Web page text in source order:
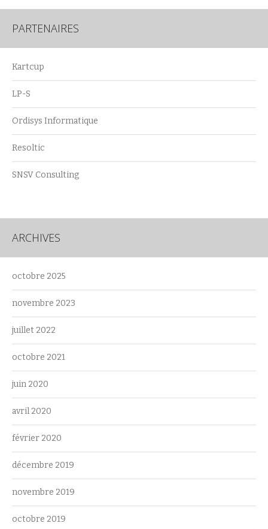
PARTENAIRES
Kartcup
LP-S
Ordisys Informatique
Resoltic
SNSV Consulting
ARCHIVES
octobre 2025
novembre 2023
juillet 2022
octobre 2021
juin 2020
avril 2020
février 2020
décembre 2019
novembre 2019
octobre 2019